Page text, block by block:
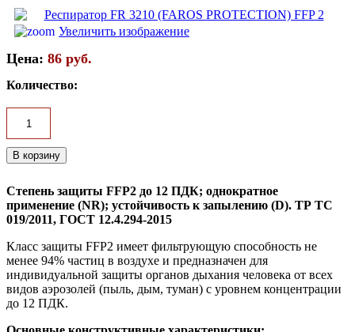
Увеличить изображение
Цена: 86 руб.
Количество:
Степень защиты FFP2 до 12 ПДК; однократное
применение (NR); устойчивость к запылению (D). ТР ТС
019/2011, ГОСТ 12.4.294-2015
Класс защиты FFP2 имеет фильтрующую способность не
менее 94% частиц в воздухе и предназначен для
индивидуальной защиты органов дыхания человека от всех
видов аэрозолей (пыль, дым, туман) с уровнем концентрации
до 12 ПДК.